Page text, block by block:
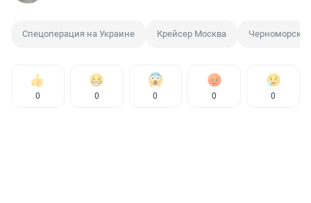
Спецоперация на Украине Крейсер Москва
0 0 0 0 0